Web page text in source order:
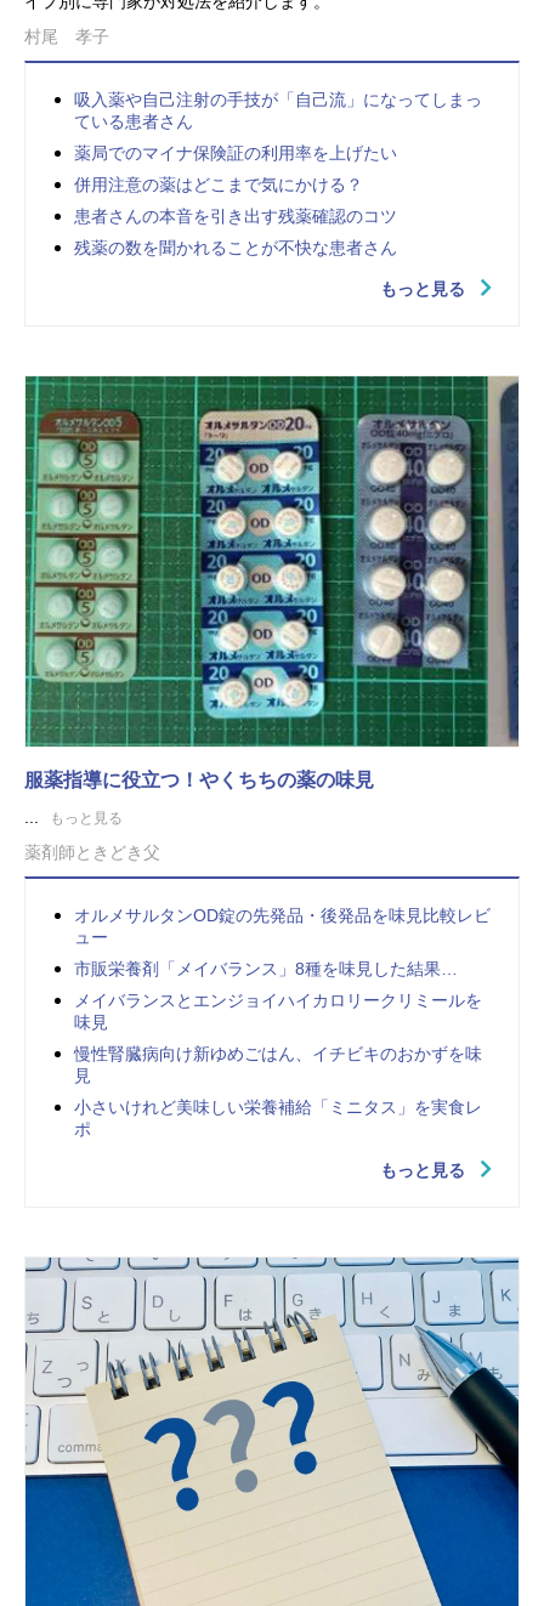
村尾 孝子
吸入薬や自己注射の手技が「自己流」になってしまっ
ている患者さん
薬局でのマイナ保険証の利用率を上げたい
併用注意の薬はどこまで気にかける？
患者さんの本音を引き出す残薬確認のコツ
残薬の数を聞かれることが不快な患者さん
もっと見る
服薬指導に役立つ！やくちちの薬の味見
もっと見る
薬剤師ときどき父
オルメサルタンOD錠の先発品・後発品を味見比較レビ
ュー
市販栄養剤「メイバランス」8種を味見した結果…
メイバランスとエンジョイハイカロリークリミールを
味見
慢性腎臓病向け新ゆめごはん、イチビキのおかずを味
見
小さいけれど美味しい栄養補給「ミニタス」を実食レ
ポ
もっと見る